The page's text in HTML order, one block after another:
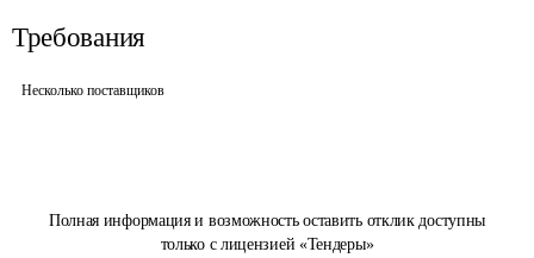
Полная информация и возможность оставить отклик доступны
только с лицензией «Тендеры»
Требования
Несколько поставщиков